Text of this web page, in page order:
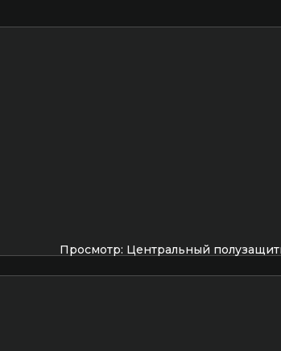
Просмотр: Центральный